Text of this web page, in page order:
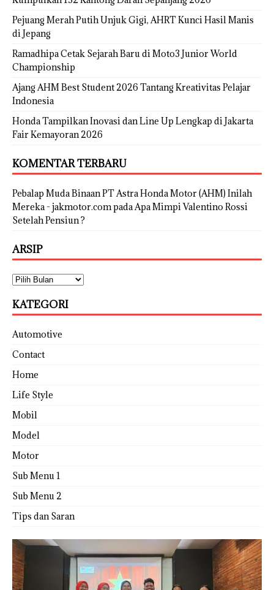
Pejuang Merah Putih Unjuk Gigi, AHRT Kunci Hasil Manis
di Jepang
Ramadhipa Cetak Sejarah Baru di Moto3 Junior World
Championship
Ajang AHM Best Student 2026 Tantang Kreativitas Pelajar
Indonesia
Honda Tampilkan Inovasi dan Line Up Lengkap di Jakarta
Fair Kemayoran 2026
KOMENTAR TERBARU
Pebalap Muda Binaan PT Astra Honda Motor (AHM) Inilah
Mereka - jakmotor.compada Apa Mimpi Valentino Rossi
Setelah Pensiun ?
ARSIP
KATEGORI
Automotive
Contact
Home
Life Style
Mobil
Model
Motor
Sub Menu 1
Sub Menu 2
Tips dan Saran